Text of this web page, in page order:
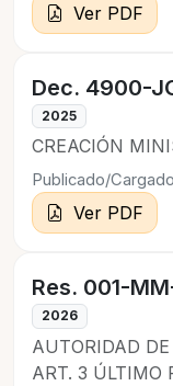
Ver PDF
Dec. 4900-
2025
CREACIÓN
Publicado/
Ver PDF
Res. 001-
2026
AUTORIDAD
ART. 3 ÚLTIMO